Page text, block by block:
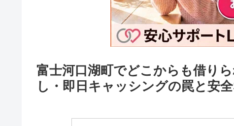
富士河口湖町でどこからも借り
し・即日キャッシングの罠と安